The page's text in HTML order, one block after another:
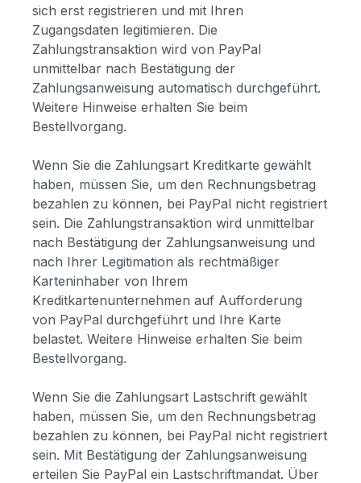
sich erst registrieren und mit Ihren
Zugangsdaten legitimieren. Die
Zahlungstransaktion wird von PayPal
unmittelbar nach Bestätigung der
Zahlungsanweisung automatisch durchgeführt.
Weitere Hinweise erhalten Sie beim
Bestellvorgang.
Wenn Sie die Zahlungsart Kreditkarte gewählt
haben, müssen Sie, um den Rechnungsbetrag
bezahlen zu können, bei PayPal nicht registriert
sein. Die Zahlungstransaktion wird unmittelbar
nach Bestätigung der Zahlungsanweisung und
nach Ihrer Legitimation als rechtmäßiger
Karteninhaber von Ihrem
Kreditkartenunternehmen auf Aufforderung
von PayPal durchgeführt und Ihre Karte
belastet. Weitere Hinweise erhalten Sie beim
Bestellvorgang.
Wenn Sie die Zahlungsart Lastschrift gewählt
haben, müssen Sie, um den Rechnungsbetrag
bezahlen zu können, bei PayPal nicht registriert
sein. Mit Bestätigung der Zahlungsanweisung
erteilen Sie PayPal ein Lastschriftmandat. Über